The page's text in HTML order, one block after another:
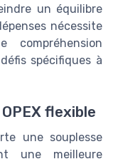
un équilibre
nécessite
spécifiques à
flexible
une souplesse
une meilleure